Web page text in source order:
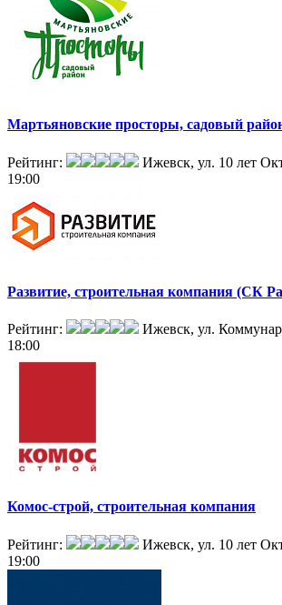
Мартьяновские просторы, садовый
Рейтинг: Ижевск, ул. 10 лет
19:00
Развитие, строительная компания (СК
Рейтинг: Ижевск, ул.
18:00
Комос-строй, строительная компания
Рейтинг: Ижевск, ул. 10 лет
19:00